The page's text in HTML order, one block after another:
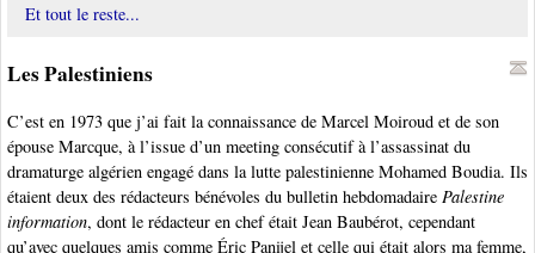
Et tout le reste...
Les Palestiniens
C’est en 1973 que j’ai fait la connaissance de Marcel Moiroud et de son
épouse Marcque, à l’issue d’un meeting consécutif à l’assassinat du
dramaturge algérien engagé dans la lutte palestinienne Mohamed Boudia. Ils
étaient deux des rédacteurs bénévoles du bulletin hebdomadaire Palestine
information, dont le rédacteur en chef était Jean Baubérot, cependant
qu’avec quelques amis comme Éric Panijel et celle qui était alors ma femme,